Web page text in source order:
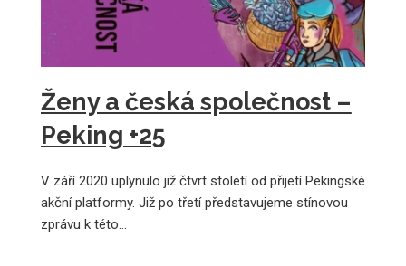
Ženy a česká společnost –
Peking +25
V září 2020 uplynulo již čtvrt století od přijetí Pekingské
akční platformy. Již po třetí představujeme stínovou
zprávu k této…